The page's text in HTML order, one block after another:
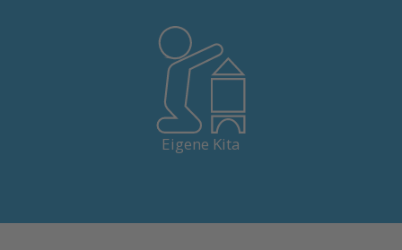
Eigene Kita
In Solothurn und Olten bieten wir hauseigene Kitas.